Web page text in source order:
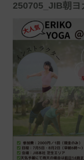
250705_JIB朝ヨ